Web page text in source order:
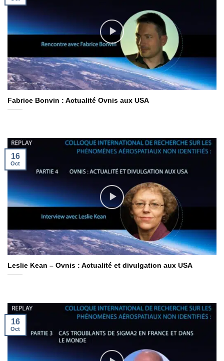
Fabrice Bonvin : Actualité Ovnis aux USA
Leslie Kean – Ovnis : Actualité et divulgation aux USA
16
Oct
16
Oct